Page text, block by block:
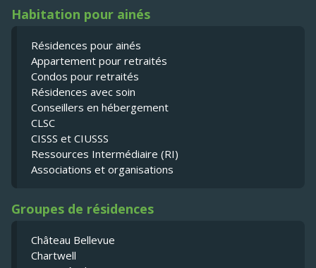
Habitation pour ainés
Résidences pour ainés
Appartement pour retraités
Condos pour retraités
Résidences avec soin
Conseillers en hébergement
CLSC
CISSS et CIUSSS
Ressources Intermédiaire (RI)
Associations et organisations
Groupes de résidences
Château Bellevue
Chartwell